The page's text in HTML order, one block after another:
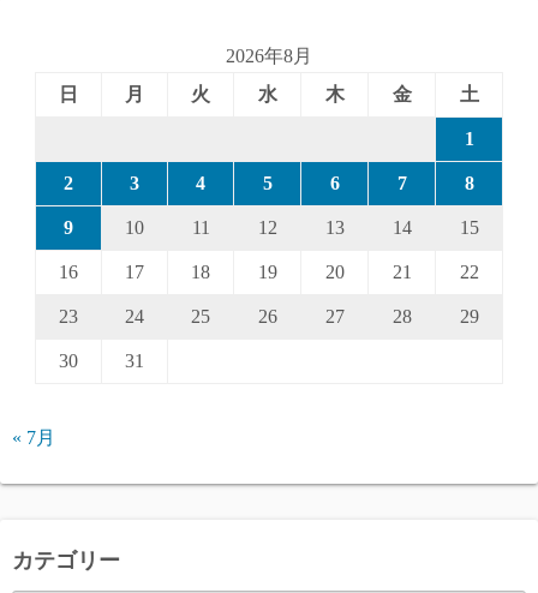
2026年8月
日
月 火 水 木 金 土
1
2 3 4 5 6 7 8
9 10 11 12 13 14 15
16 17 18 19 20 21 22
23 24 25 26 27 28 29
30 31
« 7月
カテゴリー